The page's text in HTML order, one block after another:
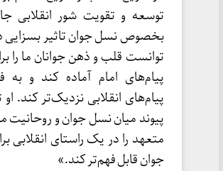
توسعه و تقویت شور انقلابی
بخصوص نسل جوان تاثیر
توانست قلب و ذهن جوانان ما را
پیام‌های امام آماده کند و به
پیام‌های انقلابی نزدیک‌تر کند.
پیوند میان نسل جوان و روحانیت
متعهد را در یک راستای انقلابی
جوان قابل فهم‌تر کند.»